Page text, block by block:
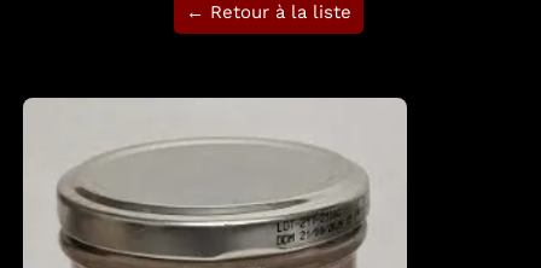
← Retour à la liste